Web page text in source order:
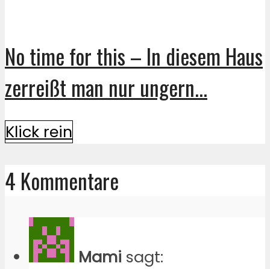
No time for this – In diesem Haus
zerreißt man nur ungern...
Klick rein
4 Kommentare
Mami sagt: